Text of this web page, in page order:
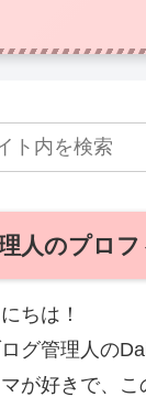
人のプロ
ちは！
グ管理人の
マが好きで、